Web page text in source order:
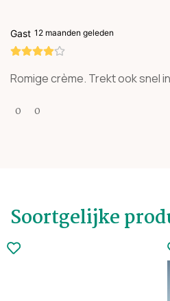
Gast 12 maanden geleden
Romige crème. Trekt ook snel
0 0
Soortgelijke